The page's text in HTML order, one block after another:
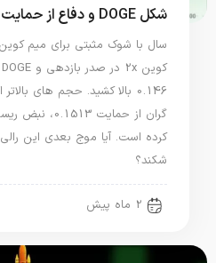
شکل DOGE و دفاع از حمایت 0.1513
0.146 بالا کشید. حجم های
گران از حمایت
شکند؟
2 ماه پیش